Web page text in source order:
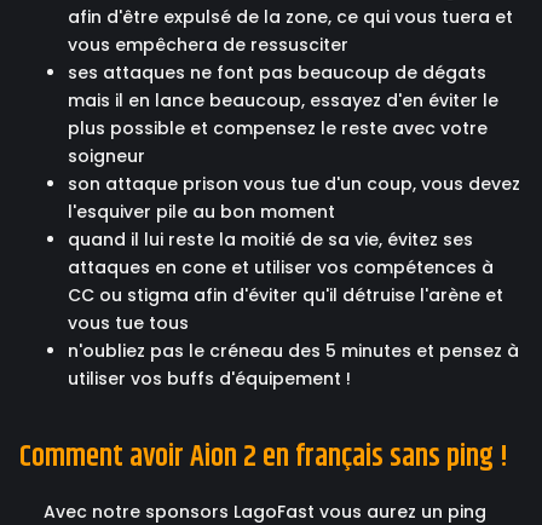
afin d'être expulsé de la zone, ce qui vous tuera et
vous empêchera de ressusciter
ses attaques ne font pas beaucoup de dégats
mais il en lance beaucoup, essayez d'en éviter le
plus possible et compensez le reste avec votre
soigneur
son attaque prison vous tue d'un coup, vous devez
l'esquiver pile au bon moment
quand il lui reste la moitié de sa vie, évitez ses
attaques en cone et utiliser vos compétences à
CC ou stigma afin d'éviter qu'il détruise l'arène et
vous tue tous
n'oubliez pas le créneau des 5 minutes et pensez à
utiliser vos buffs d'équipement !
Comment avoir Aion 2 en français sans ping !
Avec notre sponsors LagoFast vous aurez un ping